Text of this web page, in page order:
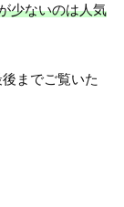
少ないのは人気
までご覧いた